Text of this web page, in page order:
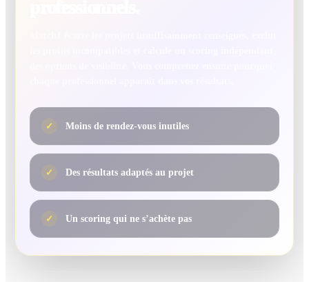
✓ Moins de rendez-vous inutiles
✓ Des résultats adaptés au projet
✓ Un scoring qui ne s’achète pas